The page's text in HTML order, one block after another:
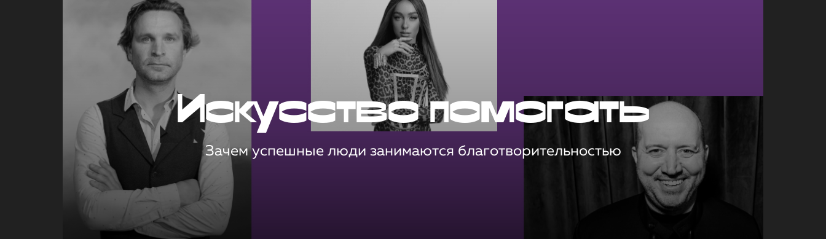
Искусство помогать
Зачем успешные люди занимаются благотворительностью